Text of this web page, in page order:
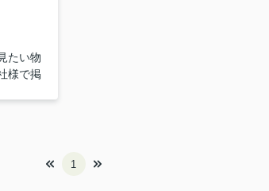
たい物
様で掲
1